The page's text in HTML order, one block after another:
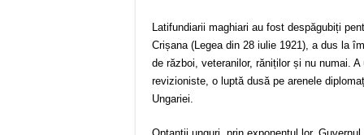
Latifundiarii maghiari au fost despăgubiți
Crișana (Legea din 28 iulie 1921), a dus la
de război, veteranilor, răniților și nu numai.
revizioniste, o luptă dusă pe arenele
Ungariei.
Optanţii unguri, prin exponentul lor,